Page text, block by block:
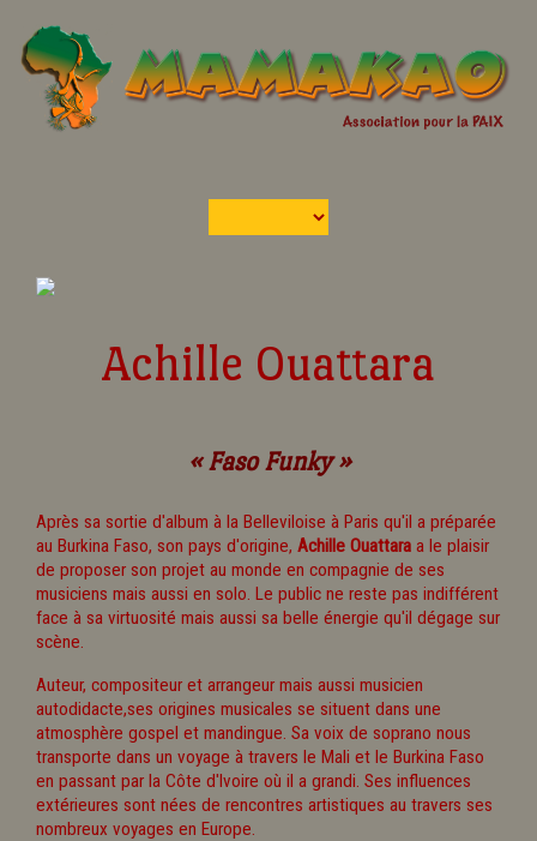
Achille Ouattara
« Faso Funky »
Après sa sortie d'album à la Belleviloise à Paris qu'il a préparée
au Burkina Faso, son pays d'origine, Achille Ouattara a le plaisir
de proposer son projet au monde en compagnie de ses
musiciens mais aussi en solo. Le public ne reste pas indifférent
face à sa virtuosité mais aussi sa belle énergie qu'il dégage sur
scène.
Auteur, compositeur et arrangeur mais aussi musicien
autodidacte,ses origines musicales se situent dans une
atmosphère gospel et mandingue. Sa voix de soprano nous
transporte dans un voyage à travers le Mali et le Burkina Faso
en passant par la Côte d'Ivoire où il a grandi. Ses influences
extérieures sont nées de rencontres artistiques au travers ses
nombreux voyages en Europe.